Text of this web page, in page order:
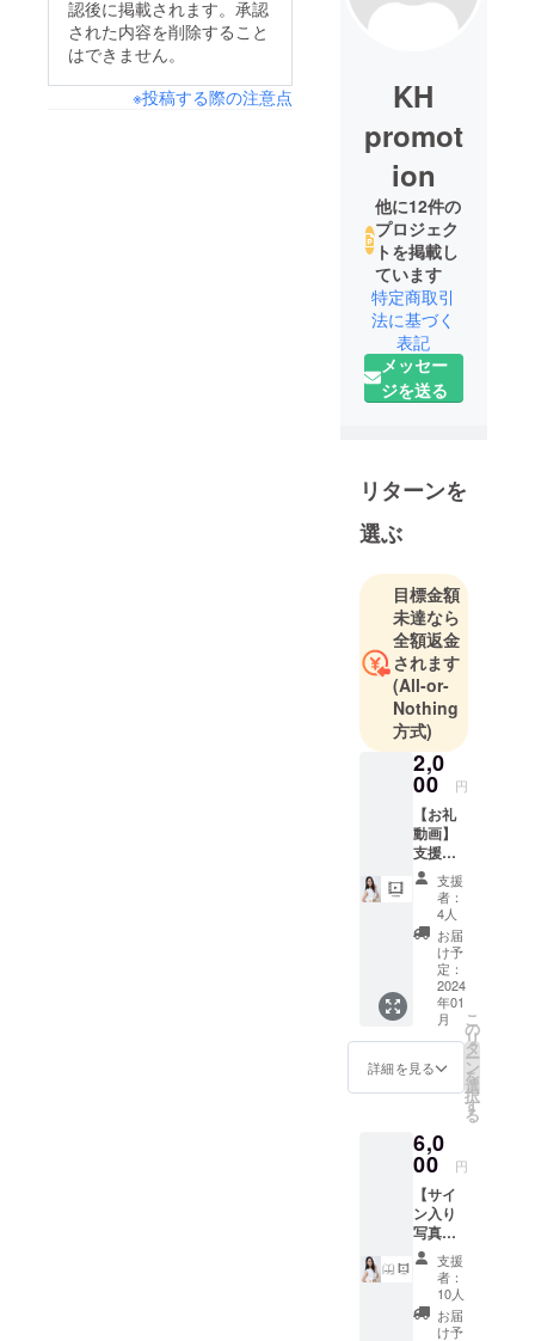
認後に掲載されます。承認
された内容を削除すること
はできません。
※投稿する際の注意点
KH
promot
ion
他に12件の
プロジェク
トを掲載し
ています
特定商取引
法に基づく
表記
メッセー
ジを送る
リターンを
選ぶ
目標金額
未達なら
全額返金
されます
(All-or-
Nothing
方式)
2,0
00 円
【お礼
動画】
支援し
てくだ
さった
皆さま
にお礼
の動画
をメッ
セージ
にて
データ
でお送
り致し
ます。
※リ
時期や
詳細に
ついて
は本文
も併せ
てご参
照下さ
い。 ※
メール
アドレ
スのお
支援
者：
4人
お届
け予
定：
2024
年01
月
詳細を見る
こ
の
リ
タ
ー
ン
を
選
択
す
る
6,0
00 円
【サイ
ン入り
写真集
＋お礼
動画】
お礼
の動画
を皆様
支援
者：
10人
お届
け予